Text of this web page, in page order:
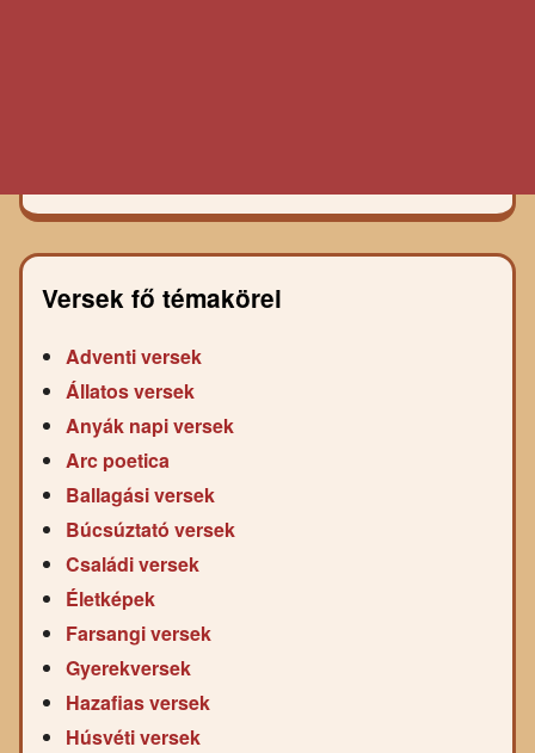
Versek fő témakörei
Adventi versek
Állatos versek
Anyák napi versek
Arc poetica
Ballagási versek
Búcsúztató versek
Családi versek
Életképek
Farsangi versek
Gyerekversek
Hazafias versek
Húsvéti versek